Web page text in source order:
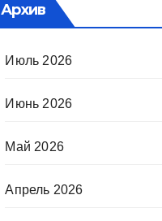
Архив
Июль 2026
Июнь 2026
Май 2026
Апрель 2026